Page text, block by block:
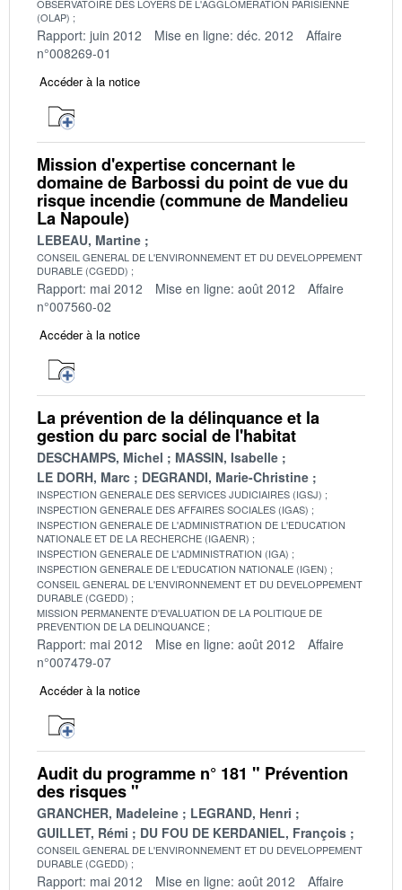
OBSERVATOIRE DES LOYERS DE L'AGGLOMERATION PARISIENNE
(OLAP)
Rapport: juin 2012 Mise en ligne: déc. 2012
Affaire
n°008269-01
Accéder à la notice
Mission d'expertise concernant le
domaine de Barbossi du point de vue du
risque incendie (commune de Mandelieu
La Napoule)
LEBEAU, Martine
CONSEIL GENERAL DE L'ENVIRONNEMENT ET DU DEVELOPPEMENT
DURABLE (CGEDD)
Rapport: mai 2012 Mise en ligne: août 2012
Affaire
n°007560-02
Accéder à la notice
La prévention de la délinquance et la
gestion du parc social de l'habitat
DESCHAMPS, Michel
MASSIN, Isabelle
LE DORH, Marc
DEGRANDI, Marie-Christine
INSPECTION GENERALE DES SERVICES JUDICIAIRES (IGSJ)
INSPECTION GENERALE DES AFFAIRES SOCIALES (IGAS)
INSPECTION GENERALE DE L'ADMINISTRATION DE L'EDUCATION
NATIONALE ET DE LA RECHERCHE (IGAENR)
INSPECTION GENERALE DE L'ADMINISTRATION (IGA)
INSPECTION GENERALE DE L'EDUCATION NATIONALE (IGEN)
CONSEIL GENERAL DE L'ENVIRONNEMENT ET DU DEVELOPPEMENT
DURABLE (CGEDD)
MISSION PERMANENTE D'EVALUATION DE LA POLITIQUE DE
PREVENTION DE LA DELINQUANCE
Rapport: mai 2012 Mise en ligne: août 2012
Affaire
n°007479-07
Accéder à la notice
Audit du programme n° 181 " Prévention
des risques "
GRANCHER, Madeleine
LEGRAND, Henri
GUILLET, Rémi
DU FOU DE KERDANIEL, François
CONSEIL GENERAL DE L'ENVIRONNEMENT ET DU DEVELOPPEMENT
DURABLE (CGEDD)
Rapport: mai 2012 Mise en ligne: août 2012
Affaire